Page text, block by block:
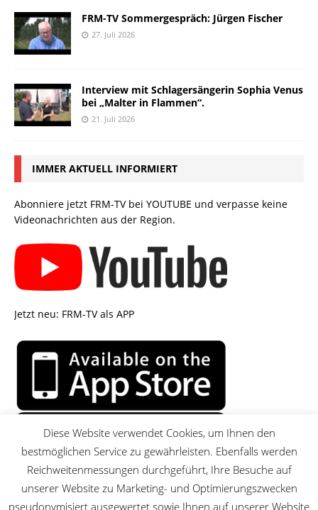
FRM-TV Sommergespräch: Jürgen Fischer
27. Juli 2026
Interview mit Schlagersängerin Sophia Venus
bei „Malter in Flammen“.
21. Juli 2026
IMMER AKTUELL INFORMIERT
Abonniere jetzt FRM-TV bei YOUTUBE und verpasse keine
Videonachrichten aus der Region.
Jetzt neu: FRM-TV als APP
Diese Website verwendet Cookies, um Ihnen den
bestmöglichen Service zu gewährleisten. Ebenfalls werden
Reichweitenmessungen durchgeführt, Ihre Besuche auf
unserer Website zu Marketing- und Optimierungszwecken
pseudonymisiert ausgewertet sowie Ihnen auf unserer Website